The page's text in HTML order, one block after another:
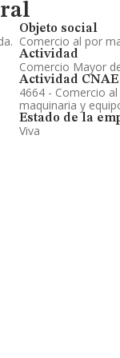
Objeto social
Comercio al por
Actividad
Comercio Mayor
Actividad CNAE
4664 - Comercio
maquinaria y
Estado de la
Viva